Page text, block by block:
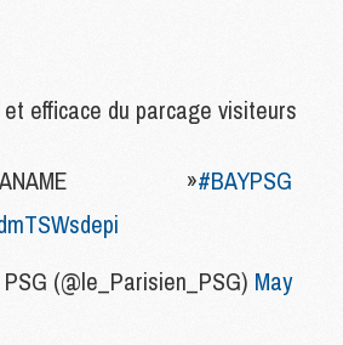
efficace du parcage visiteurs
»#BAYPSG
(@le_Parisien_PSG) May